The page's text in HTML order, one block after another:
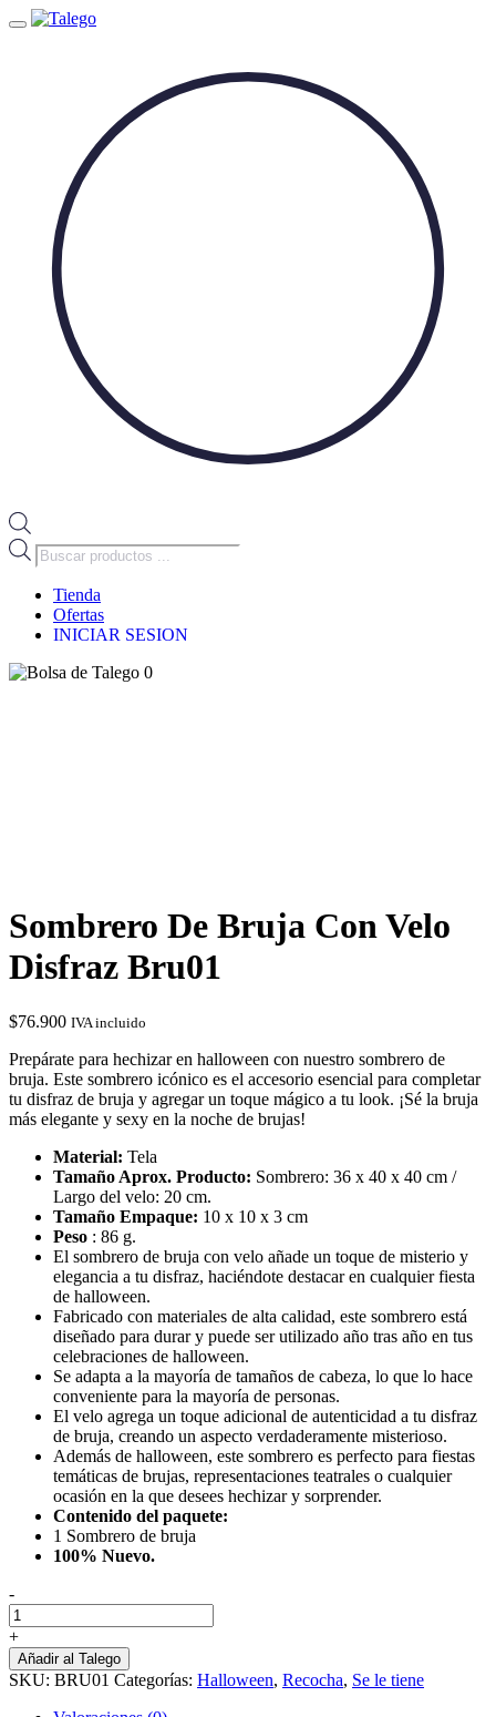
Búsqueda
de
productos
Tienda
Ofertas
INICIAR SESION
0
Sombrero De Bruja Con Velo
Disfraz Bru01
$76.900 IVA incluido
Prepárate para hechizar en halloween con nuestro sombrero de
bruja. Este sombrero icónico es el accesorio esencial para completar
tu disfraz de bruja y agregar un toque mágico a tu look. ¡Sé la bruja
más elegante y sexy en la noche de brujas!
Material: Tela
Tamaño Aprox. Producto: Sombrero: 36 x 40 x 40 cm /
Largo del velo: 20 cm.
Tamaño Empaque: 10 x 10 x 3 cm
Peso : 86 g.
El sombrero de bruja con velo añade un toque de misterio y
elegancia a tu disfraz, haciéndote destacar en cualquier fiesta
de halloween.
Fabricado con materiales de alta calidad, este sombrero está
diseñado para durar y puede ser utilizado año tras año en tus
celebraciones de halloween.
Se adapta a la mayoría de tamaños de cabeza, lo que lo hace
conveniente para la mayoría de personas.
El velo agrega un toque adicional de autenticidad a tu disfraz
de bruja, creando un aspecto verdaderamente misterioso.
Además de halloween, este sombrero es perfecto para fiestas
temáticas de brujas, representaciones teatrales o cualquier
ocasión en la que desees hechizar y sorprender.
Contenido del paquete:
1 Sombrero de bruja
100% Nuevo.
-
Sombrero
De
Bruja
Con
Velo
Disfraz
+
Añadir al Talego
SKU: BRU01 Categorías: Halloween, Recocha, Se le tiene